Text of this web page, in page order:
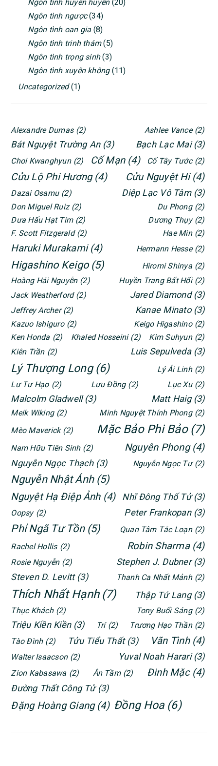
Ngôn tình huyền huyễn(20)
Ngôn tình ngược(34)
Ngôn tình oan gia (8)
Ngôn tình trinh thám(5)
Ngôn tình trọng sinh(3)
Ngôn tình xuyên không(11)
Uncategorized(1)
Alexandre Dumas (2) Ashlee Vance (2)
Bát Nguyệt Trường An (3) Bạch Lạc Mai (3)
Choi Kwanghyun (2) Cố Mạn (4) Cố Tây Tước (2)
Cửu Lộ Phi Hương (4) Cửu Nguyệt Hi (4)
Dazai Osamu (2) Diệp Lạc Vô Tâm (3)
Don Miguel Ruiz (2) Du Phong (2)
Dưa Hấu Hạt Tím (2) Dương Thụy (2)
F. Scott Fitzgerald (2) Hae Min (2)
Haruki Murakami (4) Hermann Hesse (2)
Higashino Keigo (5) Hiromi Shinya (2)
Hoàng Hải Nguyễn (2) Huyền Trang Bất Hối (2)
Jack Weatherford (2) Jared Diamond (3)
Jeffrey Archer (2) Kanae Minato (3)
Kazuo Ishiguro (2) Keigo Higashino (2)
Ken Honda (2) Khaled Hosseini (2) Kim Suhyun (2)
Kiên Trần (2) Luis Sepulveda (3)
Lý Thượng Long (6) Lý Ái Linh (2)
Lư Tư Hạo (2) Lưu Đồng (2) Lục Xu (2)
Malcolm Gladwell (3) Matt Haig (3)
Meik Wiking (2) Minh Nguyệt Thính Phong (2)
Mèo Maverick (2) Mặc Bảo Phi Bảo (7)
Nam Hữu Tiên Sinh (2) Nguyên Phong (4)
Nguyễn Ngọc Thạch (3) Nguyễn Ngọc Tư (2)
Nguyễn Nhật Ánh (5)
Nguyệt Hạ Điệp Ảnh (4) Nhĩ Đông Thố Tử (3)
Oopsy (2) Peter Frankopan (3)
Phỉ Ngã Tư Tồn (5) Quan Tâm Tắc Loạn (2)
Rachel Hollis (2) Robin Sharma (4)
Rosie Nguyễn (2) Stephen J. Dubner (3)
Steven D. Levitt (3) Thanh Ca Nhất Mảnh (2)
Thích Nhất Hạnh (7) Thập Tứ Lang (3)
Thục Khách (2) Tony Buổi Sáng (2)
Triệu Kiền Kiền (3) Trí (2) Trương Hạo Thần (2)
Tào Đình (2) Tửu Tiểu Thất (3) Vãn Tình (4)
Walter Isaacson (2) Yuval Noah Harari (3)
Zion Kabasawa (2) Ân Tầm (2) Đinh Mặc (4)
Đường Thất Công Tử (3)
Đặng Hoàng Giang (4) Đồng Hoa (6)